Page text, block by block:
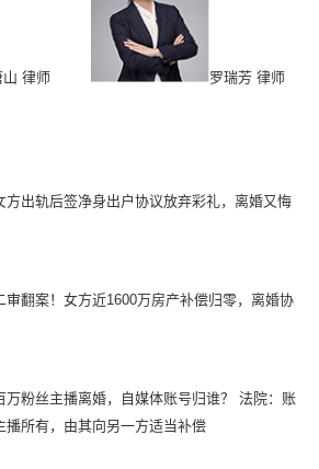
山 律师 罗瑞芳 律师
方出轨后签净身出户协议放弃彩礼，离婚又悔
审翻案！女方近1600万房产补偿归零，离婚协
万粉丝主播离婚，自媒体账号归谁？ 法院：账
播所有，由其向另一方适当补偿